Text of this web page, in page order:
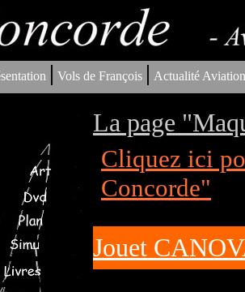
| Vols de François | Actualité
La page
Cliquez ici
Concorde"
Jouet